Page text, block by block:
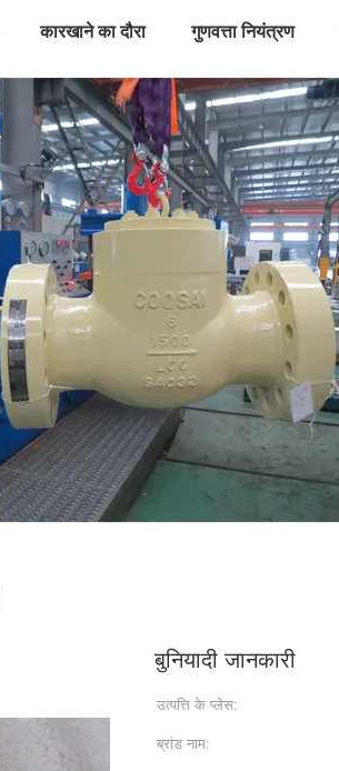
कारखाने का दौरा गुणवत्ता नियंत्रण
बुनियादी जानकारी
उत्पत्ति के प्लेस:
ब्रांड नाम: